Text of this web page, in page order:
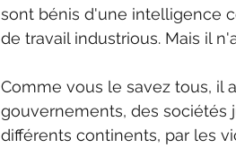
sont bénis d'une intelligence
de travail industrious. Mais il
Comme vous le savez tous, il
gouvernements, des sociétés
différents continents, par les